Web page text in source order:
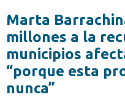
Marta
millones a la
municipios
“porque esta
nunca”